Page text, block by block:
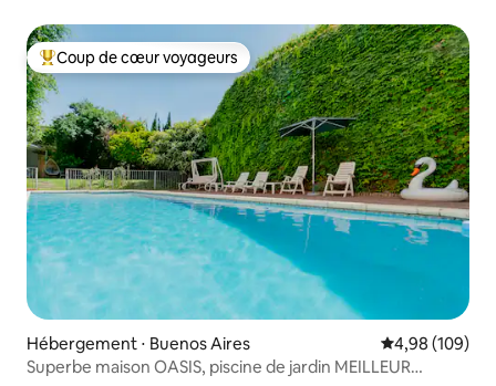
Coups de cœur voyageurs les plus appréciés
Coup de cœur voyageurs
Hébergement ⋅ Buenos Aires Évaluation
4,98 (109)
Superbe maison OASIS, piscine de jardin MEILLEUR